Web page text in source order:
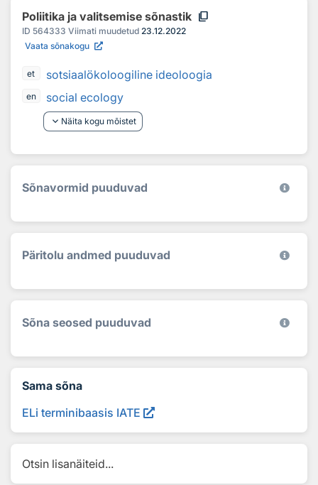
Poliitika ja valitsemise sõnastik content_copy
ID 564333 Viimati muudetud 23.12.2022
Vaata sõnakogu
et sotsiaalökoloogiline ideoloogia
en
social ecology
keyboard_arrow_down Näita kogu mõistet
Sõnavormid puuduvad
Päritolu andmed puuduvad
Sõna seosed puuduvad
Sama sõna
ELi terminibaasis IATE
Otsin lisanäiteid...